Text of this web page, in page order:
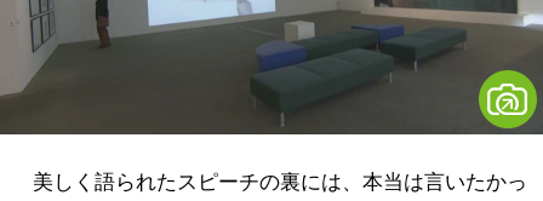
美しく語られたスピーチの裏には、本当は言いたかっ